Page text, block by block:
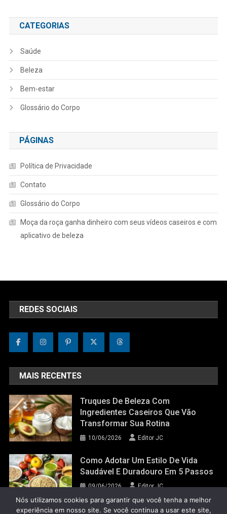
CATEGORIAS
Saúde
Beleza
Bem-estar
Glossário do Corpo
PÁGINAS
Política de Privacidade
Contato
Glossário do Corpo
Moça da roça ganha dinheiro com seus vídeos caseiros e com
aplicativo de beleza
REDES SOCIAIS
MAIS RECENTES
Truques De Beleza Com
Ingredientes Caseiros Que Vão
Transformar Sua Rotina
10/06/2026 Editor JC
Como Adotar Um Estilo De Vida
Saudável E Duradouro Em 5 Passos
09/06/2026 Editor JC
Nós utilizamos cookies para garantir que você tenha a melhor
experiência em nosso site. Se você continua a usar este site,